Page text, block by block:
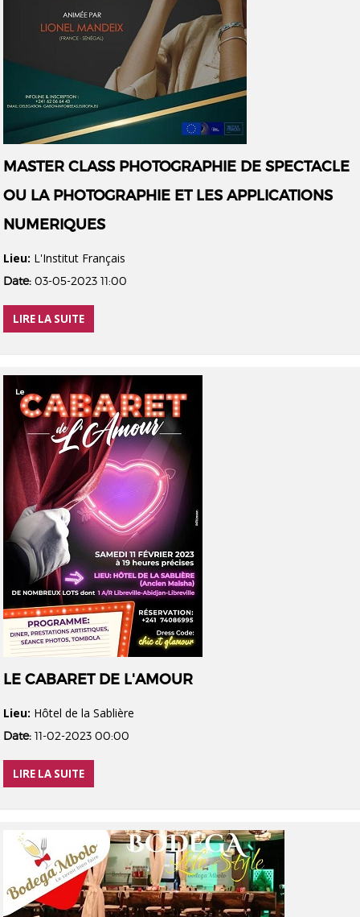
MASTER CLASS PHOTOGRAPHIE DE SPECTACLE
OU LA PHOTOGRAPHIE ET LES APPLICATIONS
NUMERIQUES
Lieu: L'Institut Français
Date: 03-05-2023 11:00
LIRE LA SUITE
LE CABARET DE L'AMOUR
Lieu: Hôtel de la Sablière
Date: 11-02-2023 00:00
LIRE LA SUITE